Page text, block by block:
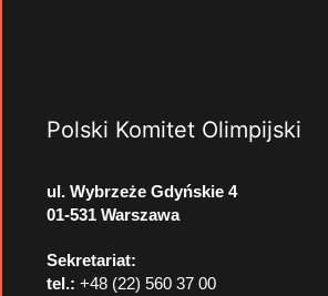
Polski Komitet Olimpijski
ul. Wybrzeże Gdyńskie 4
01-531 Warszawa
Sekretariat:
tel.: +48 (22) 560 37 00